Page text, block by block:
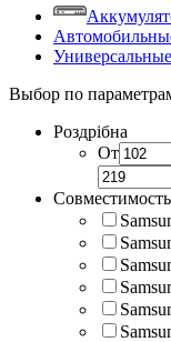
Выбор по
Роздрібна
От
Совместимость